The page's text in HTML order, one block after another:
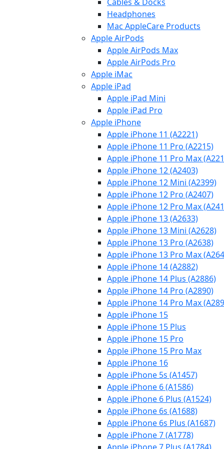
Headphones
Mac AppleCare Products
Apple AirPods
Apple AirPods Max
Apple AirPods Pro
Apple iMac
Apple iPad
Apple iPad Mini
Apple iPad Pro
Apple iPhone
Apple iPhone 11 (A2221)
Apple iPhone 11 Pro (A2215)
Apple iPhone 11 Pro Max
Apple iPhone 12 (A2403)
Apple iPhone 12 Mini (A2399)
Apple iPhone 12 Pro (A2407)
Apple iPhone 12 Pro Max
Apple iPhone 13 (A2633)
Apple iPhone 13 Mini (A2628)
Apple iPhone 13 Pro (A2638)
Apple iPhone 13 Pro Max
Apple iPhone 14 (A2882)
Apple iPhone 14 Plus (A2886)
Apple iPhone 14 Pro (A2890)
Apple iPhone 14 Pro Max
Apple iPhone 15
Apple iPhone 15 Plus
Apple iPhone 15 Pro
Apple iPhone 15 Pro Max
Apple iPhone 16
Apple iPhone 5s (A1457)
Apple iPhone 6 (A1586)
Apple iPhone 6 Plus (A1524)
Apple iPhone 6s (A1688)
Apple iPhone 6s Plus (A1687)
Apple iPhone 7 (A1778)